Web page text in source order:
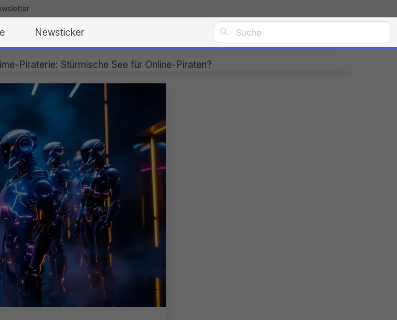
Newsticker 
Piraterie: Stürmische See für Online-Piraten?